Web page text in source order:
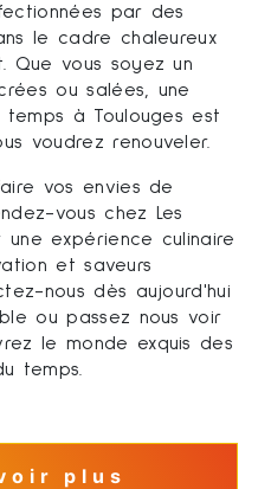
par des
le cadre chaleureux
Que vous soyez un
ou salées, une
à Toulouges est
voudrez renouveler.
vos envies de
vous chez Les
expérience culinaire
et saveurs
nous dès aujourd'hui
ou passez nous voir
le monde exquis des
temps.
plus